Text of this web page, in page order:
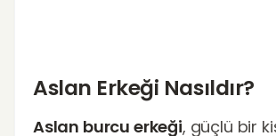
Aslan Erkeği Nasıldır?
Aslan burcu erkeği, güçlü bir